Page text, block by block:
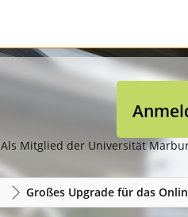
Als Mitglied der Universität
Großes Upgrade für das